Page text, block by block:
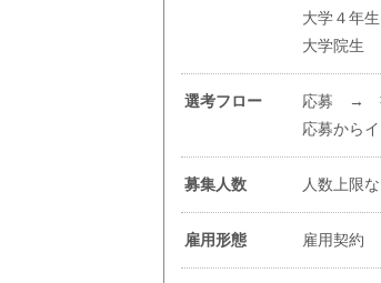
大学４年生
大学院生
選考フロー
応募 →
応募から
募集人数 人数上限
雇用形態 雇用契約